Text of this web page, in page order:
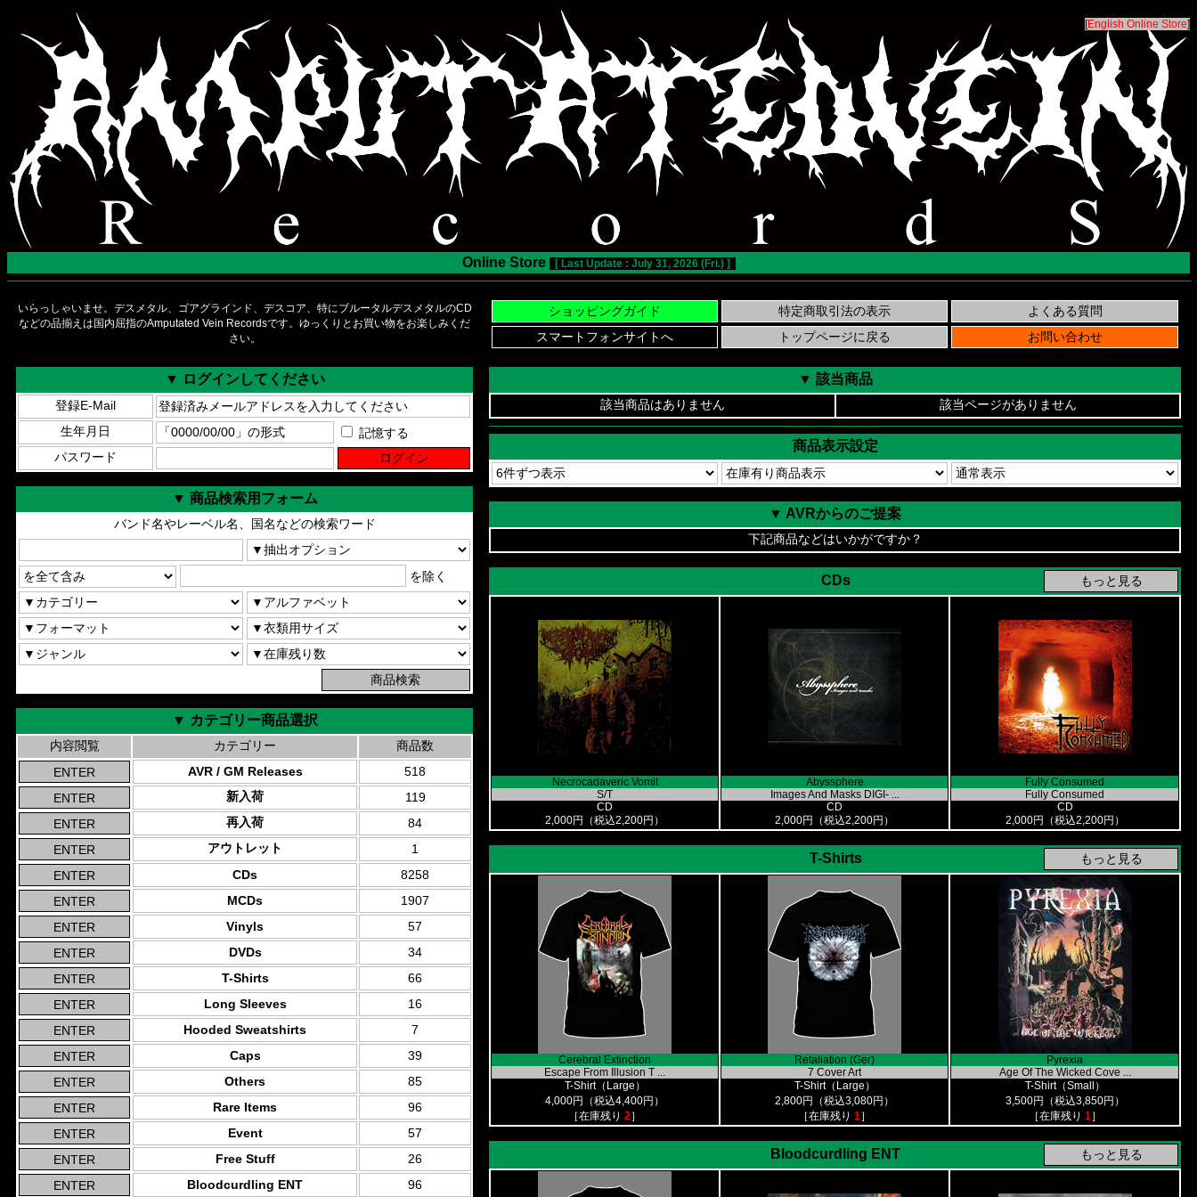
[English Online Store]
Online Store [ Last Update : July 31, 2026 (Fri.) ]
いらっしゃいませ。デスメタル、ゴアグラインド、デスコア、特にブルータルデスメタルのCD
などの品揃えは国内屈指のAmputated Vein Recordsです。ゆっくりとお買い物をお楽しみくだ
さい。
▼ ログインしてください
登録E-Mail
生年月日
記憶する
パスワード
▼ 商品検索用フォーム
バンド名やレーベル名、国名などの検索ワード
を除く
▼ カテゴリー商品選択
内容閲覧 カテゴリー
商品数
AVR / GM Releases
518
新入荷
119
再入荷
84
アウトレット
1
CDs
8258
MCDs
1907
Vinyls
57
DVDs
34
T-Shirts
66
Long Sleeves
16
Hooded Sweatshirts
7
Caps
39
Others
85
Rare Items
96
Event
57
Free Stuff
26
Bloodcurdling ENT
96
▼ 該当商品
該当商品はありません 該当ページがありません
商品表示設定
▼ AVRからのご提案
下記商品などはいかがですか？
CDs
Necrocadaveric Vomit
S/T
CD
2,000円（税込2,200円）
Abyssphere
Images And Masks DIGI- ...
CD
2,000円（税込2,200円）
Fully Consumed
Fully Consumed
CD
2,000円（税込2,200円）
T-Shirts
Cerebral Extinction
Escape From Illusion T ...
T-Shirt（Large）
4,000円（税込4,400円）
［在庫残り 2］
Retaliation (Ger)
7 Cover Art
T-Shirt（Large）
2,800円（税込3,080円）
［在庫残り 1］
Pyrexia
Age Of The Wicked Cove ...
T-Shirt（Small）
3,500円（税込3,850円）
［在庫残り 1］
Bloodcurdling ENT